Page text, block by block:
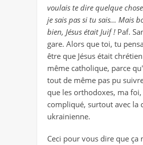
voulais te dire quelque
je sais pas si tu sais... Mais
bien, Jésus était Juif ! Paf.
gare. Alors que toi, tu
être que Jésus était
même catholique, parce
tout de même pas pu
que les orthodoxes, ma foi,
compliqué, surtout avec la
ukrainienne.
Ceci pour vous dire que ça